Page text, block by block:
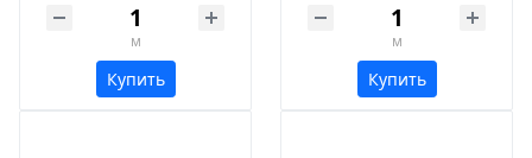
м
Купить
м
Купить